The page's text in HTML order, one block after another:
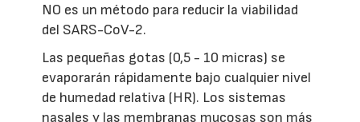
NO es un método para reducir la viabilidad
del SARS-CoV-2.
Las pequeñas gotas (0,5 - 10 micras) se
evaporarán rápidamente bajo cualquier nivel
de humedad relativa (HR). Los sistemas
nasales y las membranas mucosas son más